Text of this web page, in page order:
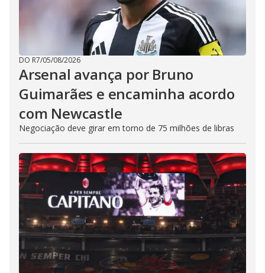
DO R7/05/08/2026
Arsenal avança por Bruno
Guimarães e encaminha acordo
com Newcastle
Negociação deve girar em torno de 75 milhões de libras